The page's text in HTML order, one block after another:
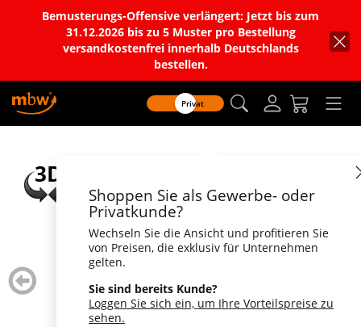
Bemusterungs-Offensive verlängert: Jetzt bis zum
31.12.2026 bis zu 5 Muster pro Bestellung
versandkostenfrei innerhalb Deutschlands
bestellen.
Privat
Shoppen Sie als Gewerbe- oder
Privatkunde?
Wechseln Sie die Ansicht und profitieren Sie
von Preisen, die exklusiv für Unternehmen
gelten.
Sie sind bereits Kunde?
Loggen Sie sich ein, um Ihre Vorteilspreise zu
sehen.
zurück
blättern